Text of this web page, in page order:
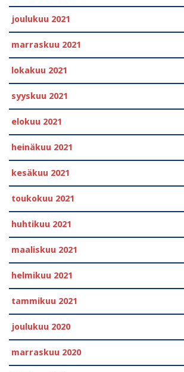
joulukuu 2021
marraskuu 2021
lokakuu 2021
syyskuu 2021
elokuu 2021
heinäkuu 2021
kesäkuu 2021
toukokuu 2021
huhtikuu 2021
maaliskuu 2021
helmikuu 2021
tammikuu 2021
joulukuu 2020
marraskuu 2020